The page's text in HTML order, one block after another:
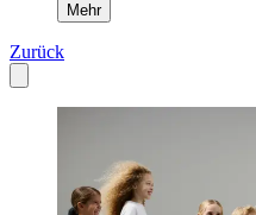
Mehr
Zurück